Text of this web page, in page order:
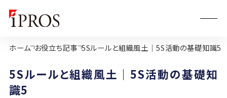
ホーム お役立ち記事 5Sルールと組織風土｜5S活動の基礎知識5
5Sルールと組織風土｜5S活動の基礎知
識5